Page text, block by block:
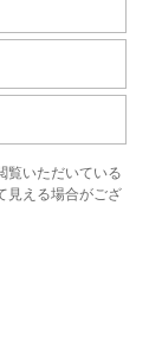
覧いただいている
見える場合がござ